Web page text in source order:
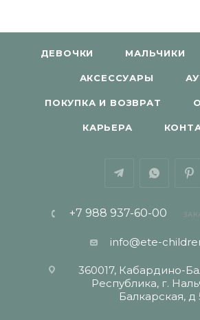
ДЕВОЧКИ МАЛЬЧИКИ
АКСЕССУАРЫ
ПОКУПКА И ВОЗВРАТ
КАРЬЕРА
+7 988 937-60-00
info@ete-
360017, Кабардино-
Республика, г.
Балкарская, д